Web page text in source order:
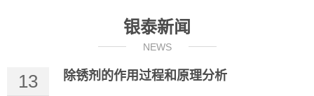
银泰新闻
NEWS
13 除锈剂的作用过程和原理分析